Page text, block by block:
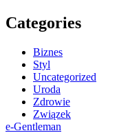
Categories
Biznes
Styl
Uncategorized
Uroda
Zdrowie
Związek
e-Gentleman